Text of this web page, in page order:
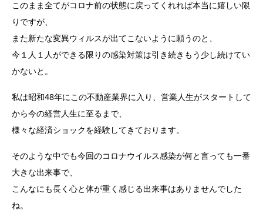
このまま全てがコロナ前の状態に戻ってくれれば本当に嬉しい限
りですが、
また新たな変異ウィルスが出てこないように願うのと、
今１人１人ができる限りの感染対策は引き続きもう少し続けてい
かないと。
私は昭和48年にこの不動産業界に入り、営業人生がスタートして
から今の経営人生に至るまで、
様々な経済ショックを経験してきております。
そのような中でも今回のコロナウイルス感染が何と言っても一番
大きな出来事で、
こんなにも長く心と体が重く感じる出来事はありませんでした
ね。